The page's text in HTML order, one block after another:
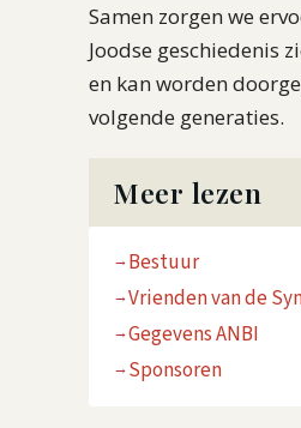
Samen zorgen we
Joodse geschiedenis
en kan worden
volgende generaties.
Meer lezen
Bestuur
Vrienden van de
Gegevens ANBI
Sponsoren